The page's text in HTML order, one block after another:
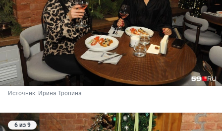
Источник: Ирина Тропина
6 из 9